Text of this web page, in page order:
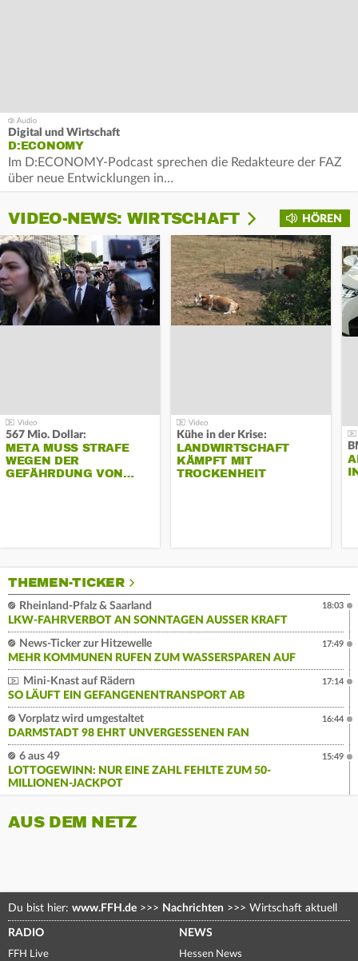
Digital und Wirtschaft
D:ECONOMY
Im D:ECONOMY-Podcast sprechen die Redakteure der FAZ
über neue Entwicklungen in…
HÖREN
VIDEO-NEWS: WIRTSCHAFT
567 Mio. Dollar:
META MUSS STRAFE
WEGEN DER
GEFÄHRDUNG VON…
Kühe in der Krise:
LANDWIRTSCHAFT
KÄMPFT MIT
TROCKENHEIT
THEMEN-TICKER
Rheinland-Pfalz & Saarland
LKW-FAHRVERBOT AN SONNTAGEN AUSSER KRAFT
18:03
News-Ticker zur Hitzewelle
MEHR KOMMUNEN RUFEN ZUM WASSERSPAREN AUF
17:49
Mini-Knast auf Rädern
SO LÄUFT EIN GEFANGENENTRANSPORT AB
17:14
Vorplatz wird umgestaltet
DARMSTADT 98 EHRT UNVERGESSENEN FAN
16:44
6 aus 49
LOTTOGEWINN: NUR EINE ZAHL FEHLTE ZUM 50-
MILLIONEN-JACKPOT
15:49
AUS DEM NETZ
Du bist hier: www.FFH.de >>> Nachrichten >>> Wirtschaft aktuell
RADIO
FFH Live
NEWS
Hessen News